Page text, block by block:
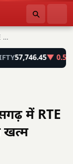
निजी स्कूलों का यू-टर्न: छत्तीसगढ़ में RTE प्रवेश…
▼ 0.55%
में RTE